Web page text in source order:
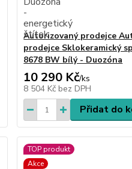
Autorizovaný prodejce
prodejce Sklokeramický
8678 BW bílý - Duozóna
10 290 Kč/ks
8 504 Kč bez DPH
Přidat do
TOP produkt
Akce